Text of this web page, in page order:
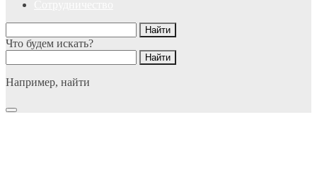
Что будем искать?
Например, найти